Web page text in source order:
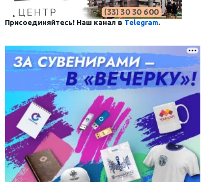
Присоединяйтесь! Наш канал в Telegram.